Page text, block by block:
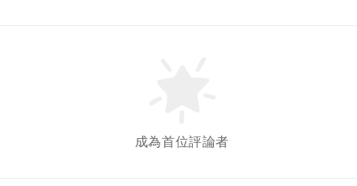
成為首位評論者